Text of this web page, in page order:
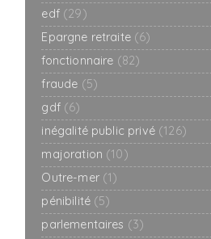
edf (29)
Epargne retraite (6)
fonctionnaire (82)
fraude (5)
gdf (6)
inégalité public privé (126)
majoration (10)
Outre-mer (1)
pénibilité (5)
parlementaires (3)